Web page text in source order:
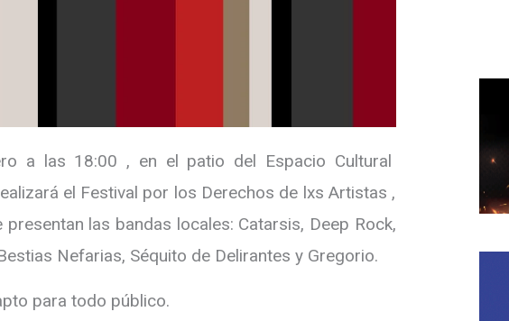
a las 18:00 , en el patio del Espacio Cultural
el Festival por los Derechos de lxs Artistas ,
presentan las bandas locales: Catarsis, Deep Rock,
Nefarias, Séquito de Delirantes y Gregorio.
para todo público.